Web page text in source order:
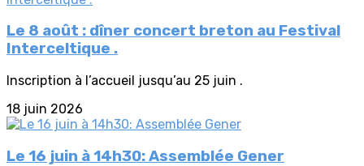
Le 8 août : dîner concert breton au Festival
Interceltique .
Inscription à l’accueil jusqu’au 25 juin .
18 juin 2026
Le 16 juin à 14h30: Assemblée Gener